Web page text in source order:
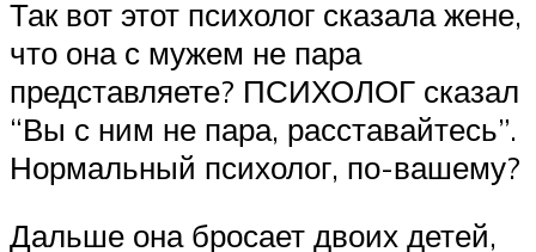
Так вот этот психолог сказала жене,
что она с мужем не пара
представляете? ПСИХОЛОГ сказал
“Вы с ним не пара, расставайтесь”.
Нормальный психолог, по-вашему?
Дальше она бросает двоих детей,